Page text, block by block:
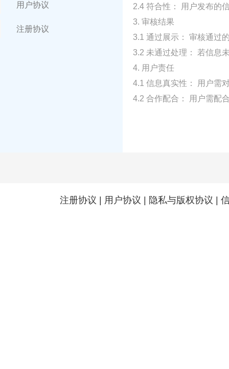
用户协议
注册协议
2.4 符合性： 用户发布的
3. 审核结果
3.1 通过展示： 审核通过
3.2 未通过处理： 若信息
4. 用户责任
4.1 信息真实性： 用户需
4.2 合作配合： 用户需配
注册协议 用户协议 隐私与版权协议